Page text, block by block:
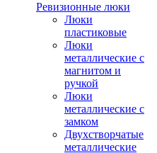
Ревизионные люки
Люки
пластиковые
Люки
металлические с
магнитом и
ручкой
Люки
металлические с
замком
Двухстворчатые
металлические